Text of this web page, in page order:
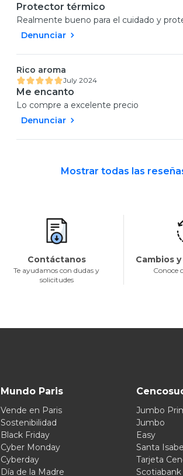
Protector térmico
Realmente bueno para el cuidado y
Denunciar
Rico aroma
July 2024
Me encanto
Lo compre a excelente precio
Denunciar
Mostrar todas las
Contáctanos
Te ayudamos con dudas y
solicitudes
Cambios
Conoce
Mundo Paris
Vende en Paris
Sostenibilidad
Black Friday
Cyber Monday
Cyberday
Día de la Madre
Jumbo
Jumbo
Easy
Santa
Tarjeta
Scotiabank